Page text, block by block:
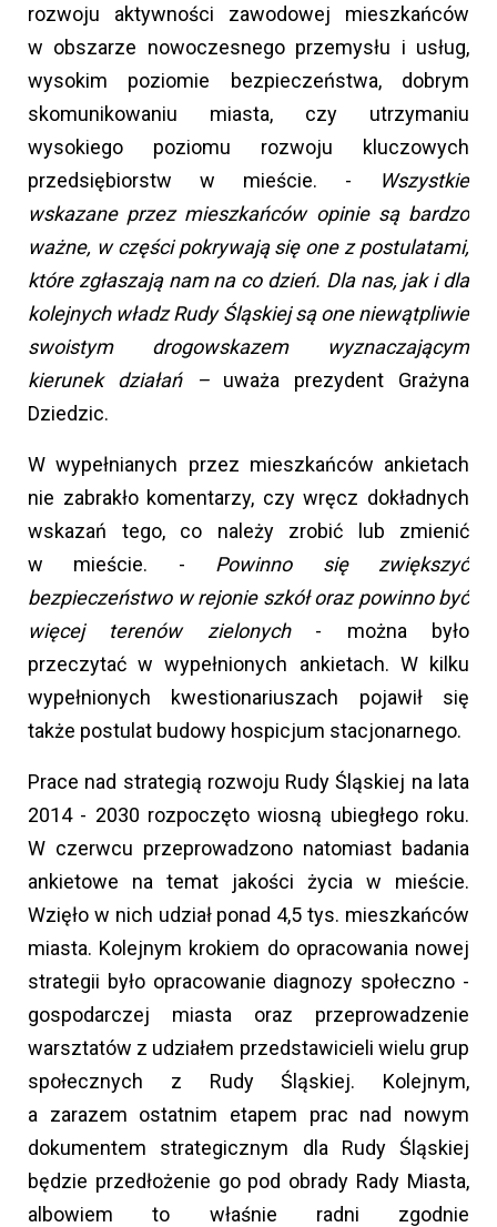
rozwoju aktywności zawodowej mieszkańców
w obszarze nowoczesnego przemysłu i usług,
wysokim poziomie bezpieczeństwa, dobrym
skomunikowaniu miasta, czy utrzymaniu
wysokiego poziomu rozwoju kluczowych
przedsiębiorstw w mieście. -
Wszystkie
wskazane przez mieszkańców opinie są bardzo
ważne, w części pokrywają się one z postulatami,
które zgłaszają nam na co dzień. Dla nas, jak i dla
kolejnych władz Rudy Śląskiej są one niewątpliwie
swoistym drogowskazem wyznaczającym
kierunek działań –uważa prezydent Grażyna
Dziedzic.
W wypełnianych przez mieszkańców ankietach
nie zabrakło komentarzy, czy wręcz dokładnych
wskazań tego, co należy zrobić lub zmienić
w mieście. - Powinno się zwiększyć
bezpieczeństwo w rejonie szkół oraz powinno być
więcej terenów zielonych - można było
przeczytać w wypełnionych ankietach. W kilku
wypełnionych kwestionariuszach pojawił się
także postulat budowy hospicjum stacjonarnego.
Prace nad strategią rozwoju Rudy Śląskiej na lata
2014 - 2030 rozpoczęto wiosną ubiegłego roku.
W czerwcu przeprowadzono natomiast badania
ankietowe na temat jakości życia w mieście.
Wzięło w nich udział ponad 4,5 tys. mieszkańców
miasta. Kolejnym krokiem do opracowania nowej
strategii było opracowanie diagnozy społeczno -
gospodarczej miasta oraz przeprowadzenie
warsztatów z udziałem przedstawicieli wielu grup
społecznych z Rudy Śląskiej. Kolejnym,
a zarazem ostatnim etapem prac nad nowym
dokumentem strategicznym dla Rudy Śląskiej
będzie przedłożenie go pod obrady Rady Miasta,
albowiem to właśnie radni zgodnie